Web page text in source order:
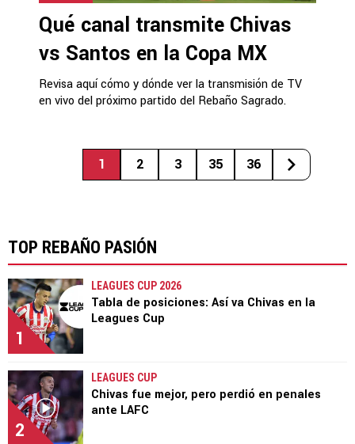
Qué canal transmite Chivas
vs Santos en la Copa MX
Revisa aquí cómo y dónde ver la transmisión de TV
en vivo del próximo partido del Rebaño Sagrado.
1 2 3 35 36
TOP REBAÑO PASIÓN
1
LEAGUES CUP 2026
Tabla de posiciones: Así va Chivas en la
Leagues Cup
2
LEAGUES CUP
Chivas fue mejor, pero perdió en penales
ante LAFC